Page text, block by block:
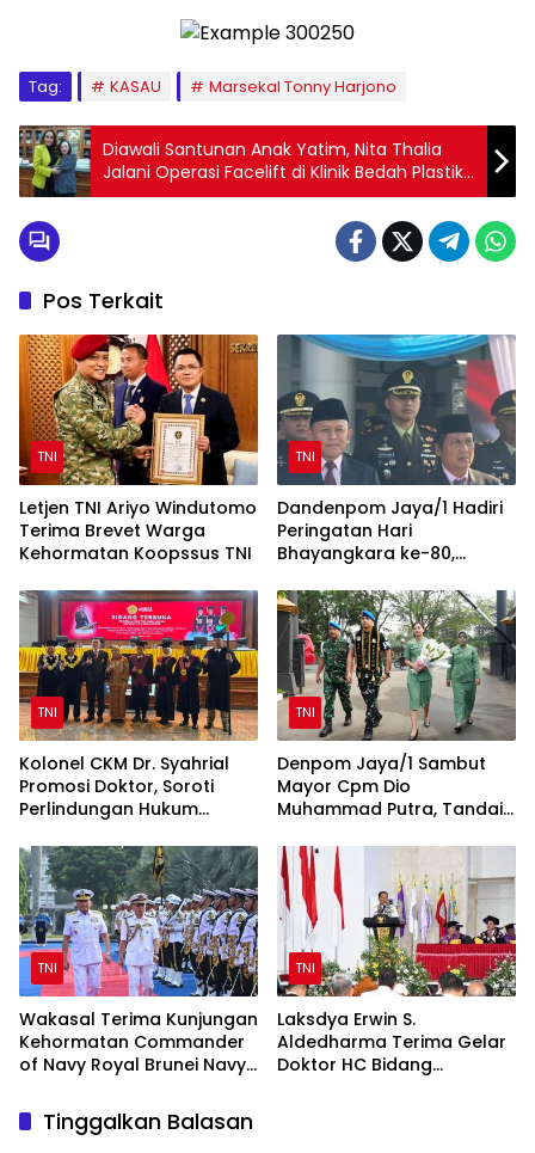
Tag: KASAU Marsekal Tonny Harjono
Diawali Santunan Anak Yatim, Nita Thalia
Jalani Operasi Facelift di Klinik Bedah Plastik
Queen Sunter
Pos Terkait
TNI
Letjen TNI Ariyo Windutomo
Terima Brevet Warga
Kehormatan Koopssus TNI
TNI
Dandenpom Jaya/1 Hadiri
Peringatan Hari
Bhayangkara ke-80,
TNI
Kolonel CKM Dr. Syahrial
Promosi Doktor, Soroti
Perlindungan Hukum
Disabilitas
TNI
Denpom Jaya/1 Sambut
Mayor Cpm Dio
Muhammad Putra, Tandai
TNI
Wakasal Terima Kunjungan
Kehormatan Commander
of Navy Royal Brunei Navy
TNI
Laksdya Erwin S.
Aldedharma Terima Gelar
Doktor HC Bidang
Tinggalkan Balasan